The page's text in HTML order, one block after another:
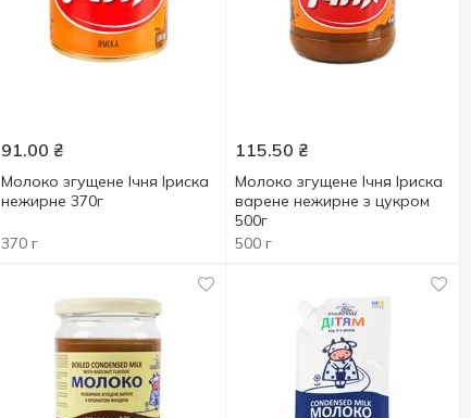
91.00 ₴
Молоко згущене Ічня Іриска
нежирне 370г
370 г
115.50 ₴
Молоко згущене Ічня Іриска
варене нежирне з цукром
500г
500 г